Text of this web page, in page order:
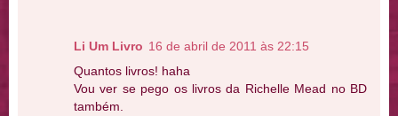
Li Um Livro 16 de abril de 2011 às 22:15
Quantos livros! haha
Vou ver se pego os livros da Richelle Mead no BD
também.